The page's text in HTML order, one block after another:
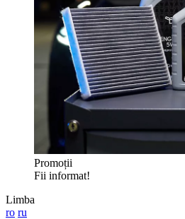
Promoții
Fii informat!
Limba
ro ru